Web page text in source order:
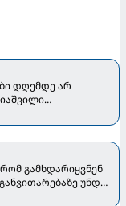
დღემდე არ
გამხდარიყვნენ
უნდა